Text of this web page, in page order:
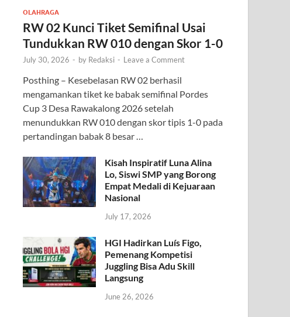
OLAHRAGA
RW 02 Kunci Tiket Semifinal Usai
Tundukkan RW 010 dengan Skor 1-0
July 30, 2026 - by Redaksi - Leave a Comment
Posthing – Kesebelasan RW 02 berhasil
mengamankan tiket ke babak semifinal Pordes
Cup 3 Desa Rawakalong 2026 setelah
menundukkan RW 010 dengan skor tipis 1-0 pada
pertandingan babak 8 besar …
Kisah Inspiratif Luna Alina
Lo, Siswi SMP yang Borong
Empat Medali di Kejuaraan
Nasional
July 17, 2026
HGI Hadirkan Luís Figo,
Pemenang Kompetisi
Juggling Bisa Adu Skill
Langsung
June 26, 2026